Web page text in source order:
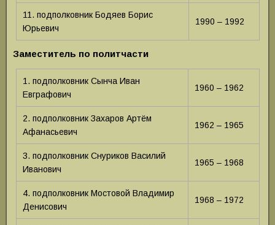
11. подполковник Бодяев Борис
Юрьевич
1990 – 1992
Заместитель по политчасти
1. подполковник Сынча Иван
Евграфович
1960 – 1962
2. подполковник Захаров Артём
Афанасьевич
1962 – 1965
3. подполковник Снуриков Василий
Иванович
1965 – 1968
4. подполковник Мостовой Владимир
Денисович
1968 – 1972